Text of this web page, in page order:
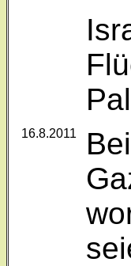
16.8.2011